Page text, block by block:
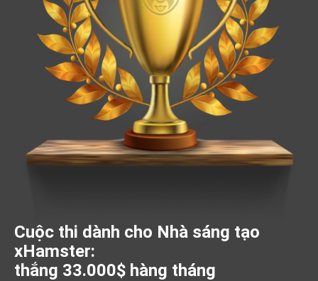
Cuộc thi dành cho Nhà sáng tạo
xHamster:
thắng 33.000$ hàng tháng